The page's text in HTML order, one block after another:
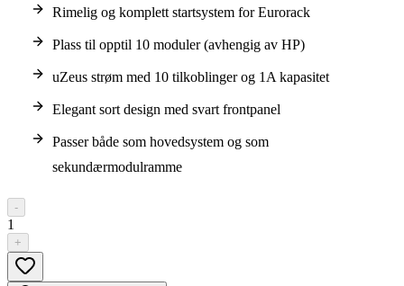
Rimelig og komplett startsystem for Eurorack
Plass til opptil 10 moduler (avhengig av HP)
uZeus strøm med 10 tilkoblinger og 1A kapasitet
Elegant sort design med svart frontpanel
Passer både som hovedsystem og som
sekundærmodulramme
-
1
+